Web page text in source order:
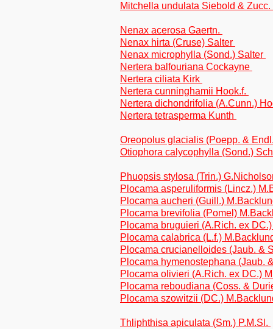
Mitchella undulata Siebold & Zucc.
Nenax acerosa Gaertn.
Nenax hirta (Cruse) Salter
Nenax microphylla (Sond.) Salter
Nertera balfouriana Cockayne
Nertera ciliata Kirk
Nertera cunninghamii Hook.f.
Nertera dichondrifolia (A.Cunn.)
Nertera tetrasperma Kunth
Oreopolus glacialis (Poepp. &
Otiophora calycophylla (Sond.)
Phuopsis stylosa (Trin.)
Plocama asperuliformis (Lincz.)
Plocama aucheri (Guill.)
Plocama brevifolia (Pomel)
Plocama bruguieri (A.Rich. ex
Plocama calabrica (L.f.)
Plocama crucianelloides (Jaub. &
Plocama hymenostephana (Jaub.
Plocama olivieri (A.Rich. ex DC.)
Plocama reboudiana (Coss. &
Plocama szowitzii (DC.)
Thliphthisa apiculata (Sm.) P.M.Sl.